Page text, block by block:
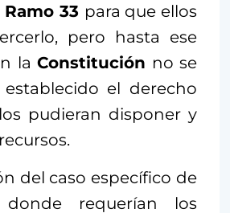
Ramo 33 para que ellos
pero hasta ese
laConstitución no se
el derecho
pudieran disponer y
del caso específico de
donde requerían los